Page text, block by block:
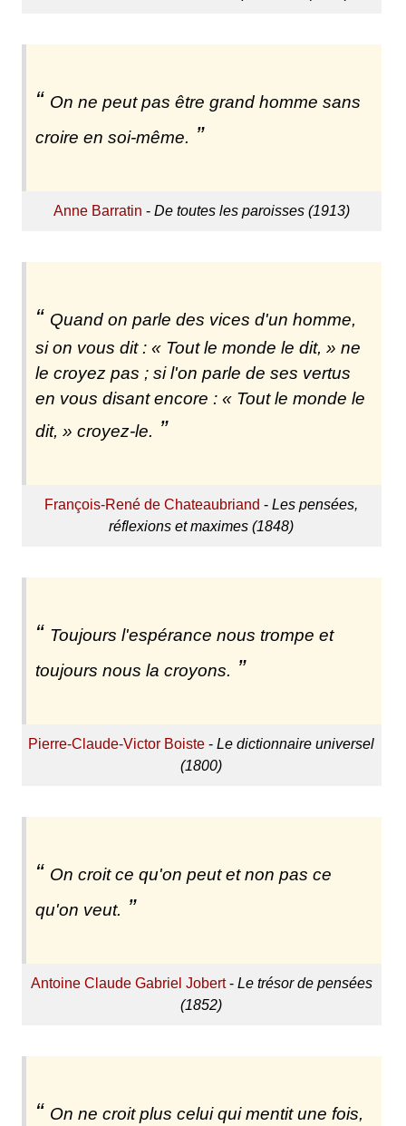
On ne peut pas être grand homme sans
croire en soi-même.
Anne Barratin - De toutes les paroisses (1913)
Quand on parle des vices d'un homme,
si on vous dit : « Tout le monde le dit, » ne
le croyez pas ; si l'on parle de ses vertus
en vous disant encore : « Tout le monde le
dit, » croyez-le.
François-René de Chateaubriand -Les pensées,
réflexions et maximes (1848)
Toujours l'espérance nous trompe et
toujours nous la croyons.
Pierre-Claude-Victor Boiste -Le dictionnaire universel
(1800)
On croit ce qu'on peut et non pas ce
qu'on veut.
Antoine Claude Gabriel Jobert- Le trésor de pensées
(1852)
On ne croit plus celui qui mentit une fois,